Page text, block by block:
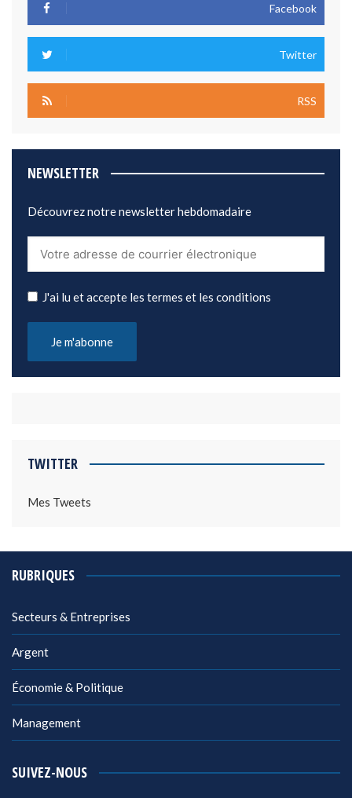
Facebook
Twitter
RSS
NEWSLETTER
Découvrez notre newsletter hebdomadaire
J'ai lu et accepte les termes et les conditions
TWITTER
Mes Tweets
RUBRIQUES
Secteurs & Entreprises
Argent
Économie & Politique
Management
SUIVEZ-NOUS